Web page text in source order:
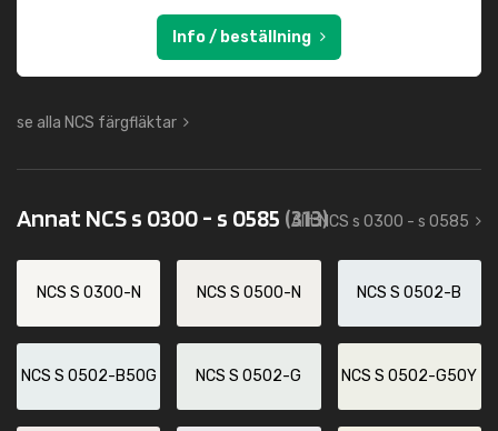
Info / beställning
se alla NCS färgfläktar
Annat NCS s 0300 - s 0585 (313)
Allt NCS s 0300 - s 0585
NCS S 0300-N NCS S 0500-N NCS S 0502-B
NCS S 0502-B50G NCS S 0502-G NCS S 0502-G50Y